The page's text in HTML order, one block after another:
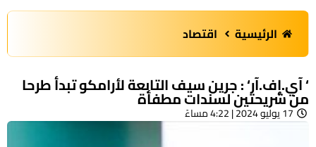
الرئيسية اقتصاد
‘ آي.إف.آر‘ : جرين سيف التابعة لأرامكو تبدأ طرحا
من شريحتين لسندات مطفأة
17 يوليو 2024 | 4:22 مساءً